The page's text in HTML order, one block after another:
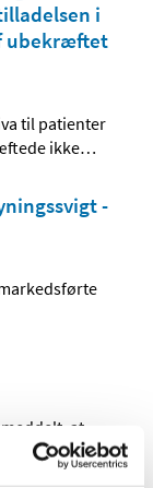
i
ubekræftet
til patienter
ikke…
-
at
Apotek.…